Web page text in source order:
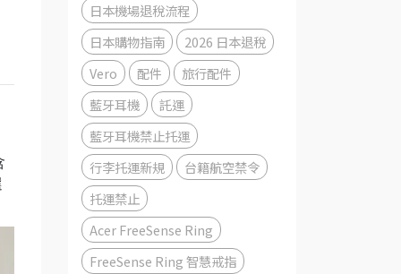
日本機場退稅流程
日本購物指南
2026 日本退稅
Vero
配件
旅行配件
藍牙耳機
託運
藍牙耳機禁止托運
行李托運新規
台籍航空禁令
托運禁止
Acer FreeSense Ring
FreeSense Ring 智慧戒指